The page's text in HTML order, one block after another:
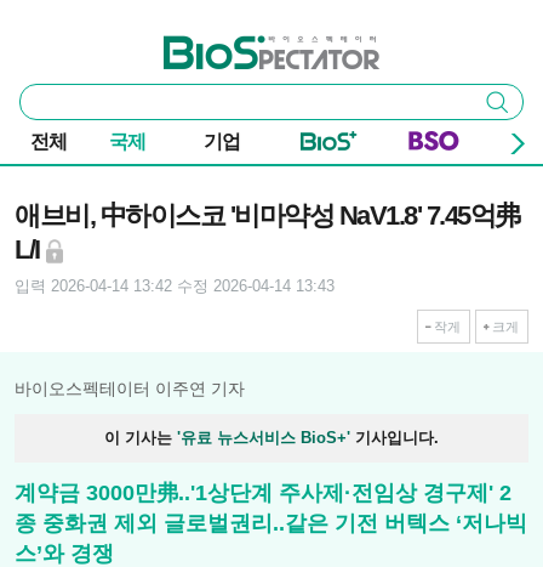
바이오스펙테이터
통
합
검
색
검색
전체 국제 기업
애브비, 中하이스코 '비마약성 NaV1.8' 7.45억弗
L/I
입력 2026-04-14 13:42 수정 2026-04-14 13:43
작게 크게
바이오스펙테이터 이주연 기자
이 기사는 '유료 뉴스서비스 BioS+' 기사입니다.
계약금 3000만弗..'1상단계 주사제·전임상 경구제' 2
종 중화권 제외 글로벌권리..같은 기전 버텍스 ‘저나빅
스’와 경쟁